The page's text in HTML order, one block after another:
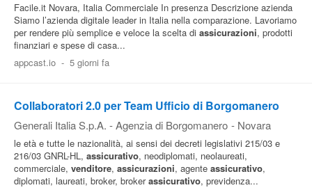
Facile.it Novara, Italia Commerciale In presenza Descrizione azienda
Siamo l’azienda digitale leader in Italia nella comparazione. Lavoriamo
per rendere più semplice e veloce la scelta di assicurazioni, prodotti
finanziari e spese di casa...
appcast.io - 5 giorni fa
Collaboratori 2.0 per Team Ufficio di Borgomanero
Generali Italia S.p.A. - Agenzia di Borgomanero - Novara
le età e tutte le nazionalità, ai sensi dei decreti legislativi 215/03 e
216/03 GNRL-HL, assicurativo, neodiplomati, neolaureati,
commerciale, venditore, assicurazioni, agente assicurativo,
diplomati, laureati, broker, brokerassicurativo, previdenza...